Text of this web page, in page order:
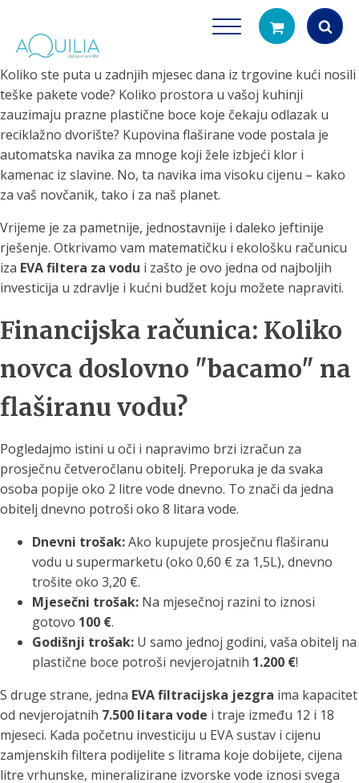
Products
search
Koliko ste puta u zadnjih mjesec dana iz trgovine kući nosili
teške pakete vode? Koliko prostora u vašoj kuhinji
zauzimaju prazne plastične boce koje čekaju odlazak u
reciklažno dvorište? Kupovina flaširane vode postala je
automatska navika za mnoge koji žele izbjeći klor i
kamenac iz slavine. No, ta navika ima visoku cijenu – kako
za vaš novčanik, tako i za naš planet.
Vrijeme je za pametnije, jednostavnije i daleko jeftinije
rješenje. Otkrivamo vam matematičku i ekološku računicu
iza EVA filtera za vodu i zašto je ovo jedna od najboljih
investicija u zdravlje i kućni budžet koju možete napraviti.
Financijska računica: Koliko
novca doslovno "bacamo" na
flaširanu vodu?
Pogledajmo istini u oči i napravimo brzi izračun za
prosječnu četveročlanu obitelj. Preporuka je da svaka
osoba popije oko 2 litre vode dnevno. To znači da jedna
obitelj dnevno potroši oko 8 litara vode.
Dnevni trošak:Ako kupujete prosječnu flaširanu
vodu u supermarketu (oko 0,60 € za 1,5L), dnevno
trošite oko 3,20 €.
Mjesečni trošak: Na mjesečnoj razini to iznosi
gotovo 100 €.
Godišnji trošak: U samo jednoj godini, vaša obitelj na
plastične boce potroši nevjerojatnih 1.200 €!
S druge strane, jedna EVA filtracijska jezgra ima kapacitet
od nevjerojatnih 7.500 litara vode i traje između 12 i 18
mjeseci. Kada početnu investiciju u EVA sustav i cijenu
zamjenskih filtera podijelite s litrama koje dobijete, cijena
litre vrhunske, mineralizirane izvorske vode iznosi svega
Tuš glave
filtriranje vode za tuširanje
Vrčevi za
Potpuno prijenosno
čistu vodu za